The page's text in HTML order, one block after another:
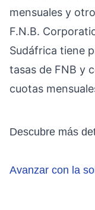
mensuales y
F.N.B.
Sudáfrica tiene
tasas de FNB y
cuotas
Descubre más
Avanzar con la